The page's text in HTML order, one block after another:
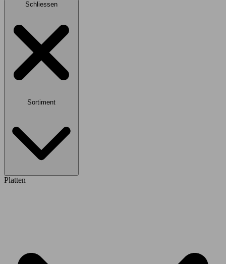
Schliessen
Sortiment
Platten